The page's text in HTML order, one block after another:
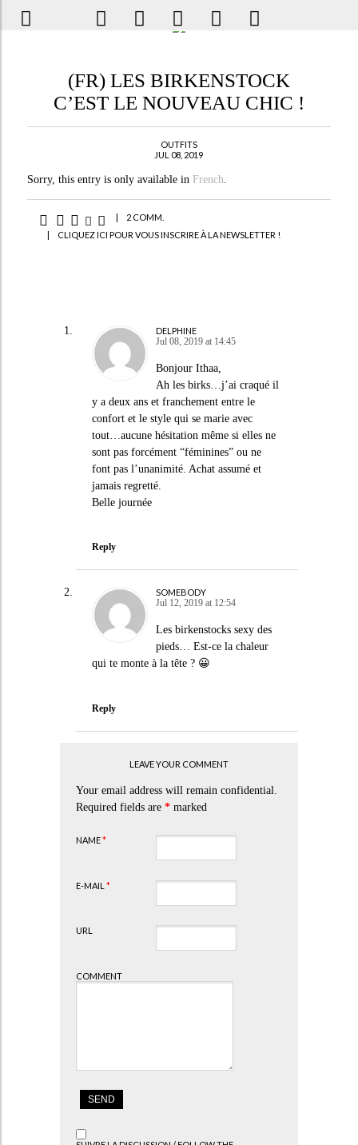
(FR) LES BIRKENSTOCK
C’EST LE NOUVEAU CHIC !
OUTFITS
JUL 08, 2019
Sorry, this entry is only available in French.
|
2 COMM.
|
CLIQUEZ ICI POUR VOUS INSCRIRE À LA NEWSLETTER !
DELPHINE
Jul 08, 2019 at 14:45
Bonjour Ithaa,
Ah les birks…j’ai craqué il
y a deux ans et franchement entre le
confort et le style qui se marie avec
tout…aucune hésitation même si elles ne
sont pas forcément “féminines” ou ne
font pas l’unanimité. Achat assumé et
jamais regretté.
Belle journée
Reply
SOMEBODY
Jul 12, 2019 at 12:54
Les birkenstocks sexy des
pieds… Est-ce la chaleur
qui te monte à la tête ? 😀
Reply
LEAVE YOUR COMMENT
Your email address will remain confidential.
Required fields are *marked
NAME*
E-MAIL *
URL
COMMENT